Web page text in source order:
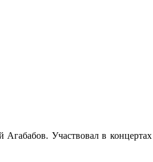
Участвовал в концертах